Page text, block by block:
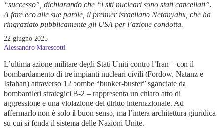
“successo”, dichiarando che “i siti nucleari sono stati cancellati”.
A fare eco alle sue parole, il premier israeliano Netanyahu, che ha
ringraziato pubblicamente gli USA per l’azione condotta.
22 giugno 2025
Alessandro Marescotti
L’ultima azione militare degli Stati Uniti contro l’Iran – con il
bombardamento di tre impianti nucleari civili (Fordow, Natanz e
Isfahan) attraverso 12 bombe “bunker-buster” sganciate da
bombardieri strategici B-2 – rappresenta un chiaro atto di
aggressione e una violazione del diritto internazionale. Ad
affermarlo non è solo il buon senso, ma l’intera architettura giuridica
su cui si fonda il sistema delle Nazioni Unite.